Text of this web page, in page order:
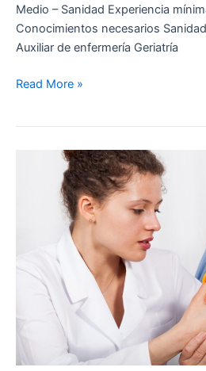
Medio – Sanidad Experiencia
Conocimientos necesarios
Auxiliar de enfermería Geriatría
Read More »
ENFERMERO/A
RESIDENCIA
ZAMORA